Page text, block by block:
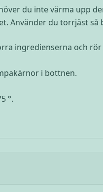
du inte värma upp
Använder du torrjäst så
ingredienserna och
i bottnen.
°.